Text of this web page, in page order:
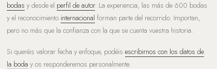
bodas y desde el perfil de autor. La experiencia, las más de 600 bodas
y el reconocimiento internacional forman parte del recorrido. Importan,
pero no más que la confianza con la que se cuenta vuestra historia.
Si queréis valorar fecha y enfoque, podéis escribirnos con los datos de
la boda y os responderemos personalmente.